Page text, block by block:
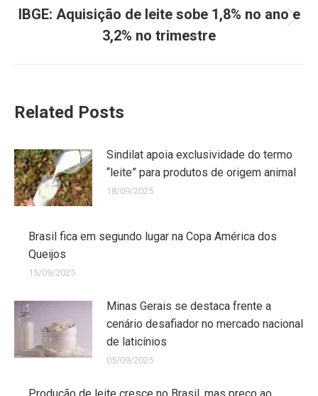
IBGE: Aquisição de leite sobe 1,8% no ano e
3,2% no trimestre
Related Posts
Sindilat apoia exclusividade do termo
“leite” para produtos de origem animal
18/09/2025
Brasil fica em segundo lugar na Copa América dos
Queijos
15/09/2025
Minas Gerais se destaca frente a
cenário desafiador no mercado nacional
de laticínios
05/09/2025